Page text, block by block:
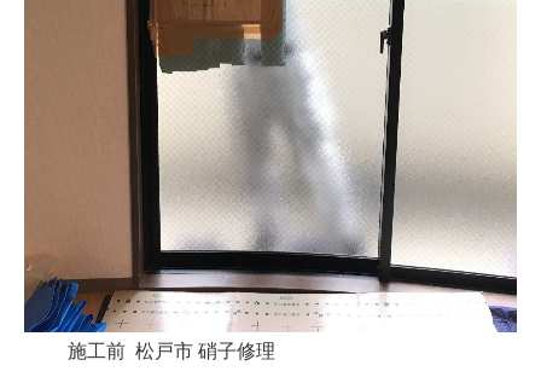
施工前 松戸市 硝子修理